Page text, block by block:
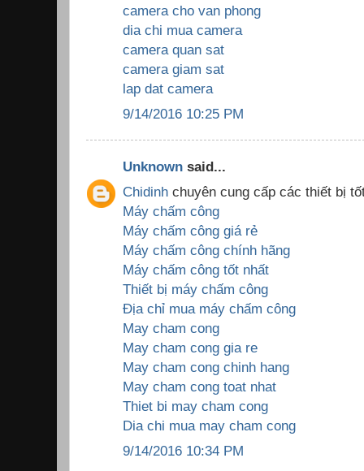
camera cho van phong
dia chi mua camera
camera quan sat
camera giam sat
lap dat camera
9/14/2016 10:25 PM
Unknown said...
Chidinh chuyên cung cấp các thiết bị
Máy chấm công
Máy chấm công giá rẻ
Máy chấm công chính hãng
Máy chấm công tốt nhất
Thiết bị máy chấm công
Địa chỉ mua máy chấm công
May cham cong
May cham cong gia re
May cham cong chinh hang
May cham cong toat nhat
Thiet bi may cham cong
Dia chi mua may cham cong
9/14/2016 10:34 PM